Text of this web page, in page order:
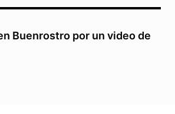
Buenrostro por un video de